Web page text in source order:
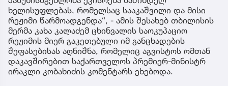
ხელისუფლებას, რომელსაც სააკაშვილი და მისი
რეჟიმი წარმოადგენდა“, - ამის შესახებ თბილისის
მერმა კახა კალაძემ ცხინვალის საოკუპაციო
რეჟიმის მიერ გაკეთებული იმ განცხადების
შეფასებისას აღნიშნა, რომელიც აგვისტოს ომთან
დაკავშირებით საქართველოს პრემიერ-მინისტრ
ირაკლი კობახიძის კომენტარს ეხებოდა.